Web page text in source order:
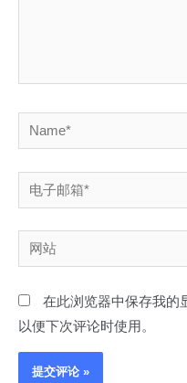
Name*
电
子
邮
箱
网
站
在此浏览器中保存我的
以便下次评论时使用。